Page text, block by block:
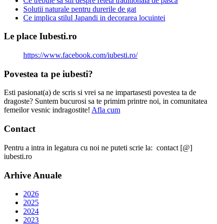
Solutii naturale pentru durerile de gat
Ce implica stilul Japandi in decorarea locuintei
Le place Iubesti.ro
https://www.facebook.com/iubesti.ro/
Povestea ta pe iubesti?
Esti pasionat(a) de scris si vrei sa ne impartasesti povestea ta de
dragoste? Suntem bucurosi sa te primim printre noi, in comunitatea
femeilor vesnic indragostite! Afla cum
Contact
Pentru a intra in legatura cu noi ne puteti scrie la: contact [@]
iubesti.ro
Arhive Anuale
2026
2025
2024
2023